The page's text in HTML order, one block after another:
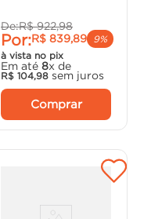
De:R$ 922,98
Por:R$ 839,89
9%
à vista no pix
Em até 8x de
R$ 104,98 sem juros
Comprar